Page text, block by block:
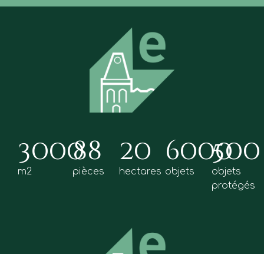
3000
m2
88
pièces
20
hectares
6000
objets
500
objets
protégés